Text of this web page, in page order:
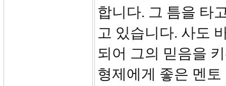
합니다. 그 틈을 타
고 있습니다. 사도
되어 그의 믿음을
형제에게 좋은 멘